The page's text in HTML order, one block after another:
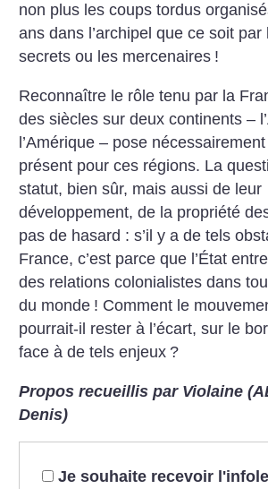
non plus les coups tordus
ans dans l’archipel que ce soit
secrets ou les mercenaires !
Reconnaître le rôle tenu par la
des siècles sur deux continents –
l’Amérique – pose
présent pour ces régions. La
statut, bien sûr, mais aussi de leur
développement, de la propriété
pas de hasard : s’il y a de tels
France, c’est parce que l’État
des relations colonialistes dans
du monde ! Comment le
pourrait-il rester à l’écart, sur le
face à de tels enjeux ?
Propos recueillis par Violaine
Denis)
Je souhaite recevoir